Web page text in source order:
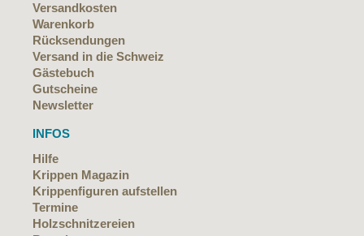
Versandkosten
Warenkorb
Rücksendungen
Versand in die Schweiz
Gästebuch
Gutscheine
Newsletter
INFOS
Hilfe
Krippen Magazin
Krippenfiguren aufstellen
Termine
Holzschnitzereien